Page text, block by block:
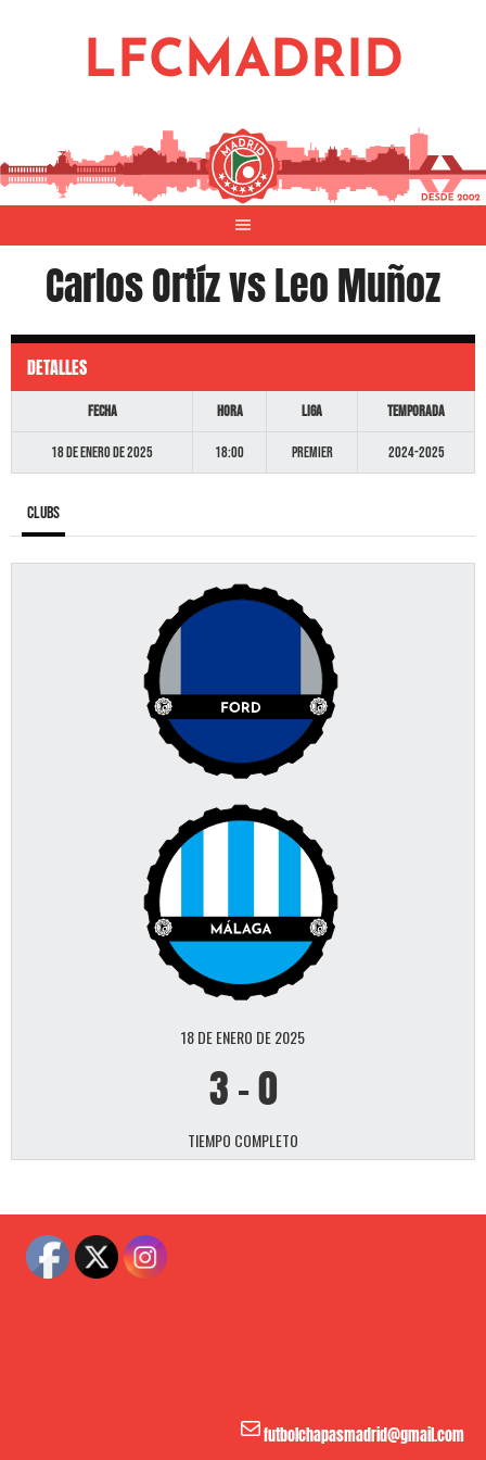
LFCMADRID
Carlos Ortíz vs Leo Muñoz
DETALLES
Fecha Hora Liga Temporada
18 de enero de 2025 18:00 Premier 2024-2025
Clubs
18 DE ENERO DE 2025
3-0
TIEMPO COMPLETO
Correo electrónico
futbolchapasmadrid@gmail.com